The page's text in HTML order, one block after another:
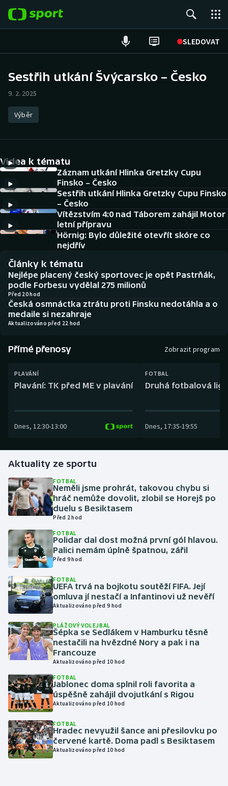
SLEDOVAT
Hokej
Tenis
Atletika
Cyklistika
DALŠÍ SPORTY
Americký fotbal
Baseball a softbal
Basketbal
Biatlon
Boby a skeleton
Dostihy
Futsal
Gymnastika
Házená
Jezdectví
Judo
Krasobruslení
Lezení
Lyže a snowboard
Moderní pětiboj
Motorsport
Olympijské hry
Parasport
Plavání
NEPŘEHLÉDNĚTE
Soutěže
Historické návraty
Aplikace ČT sport
AZ kvíz
Sestřih utkání Švýcarsko – Česko
9. 2. 2025
Výběr
Videa k tématu
Záznam utkání Hlinka Gretzky Cupu
Finsko – Česko
Sestřih utkání Hlinka Gretzky Cupu Finsko
– Česko
Vítězstvím 4:0 nad Táborem zahájil Motor
letní přípravu
Hörnig: Bylo důležité otevřít skóre co
nejdřív
Články k tématu
Nejlépe placený český sportovec je opět Pastrňák,
podle Forbesu vydělal 275 milionů
Před 20 hod
Česká osmnáctka ztrátu proti Finsku nedotáhla a o
medaile si nezahraje
Aktualizováno před 22 hod
Přímé přenosy Zobrazit program
PLAVÁNÍ
Plavání: TK před ME v plavání
Dnes, 12:30-13:00
FOTBAL
Druhá fotbalová
Dnes, 17:35-19:55
Aktuality ze sportu
FOTBAL
Neměli jsme prohrát, takovou chybu si
hráč nemůže dovolit, zlobil se Horejš po
duelu s Besiktasem
Před 2 hod
FOTBAL
Polidar dal dost možná první gól hlavou.
Palici nemám úplně špatnou, zářil
Před 9 hod
FOTBAL
UEFA trvá na bojkotu soutěží FIFA. Její
omluva jí nestačí a Infantinovi už nevěří
Aktualizováno před 9 hod
PLÁŽOVÝ VOLEJBAL
Šépka se Sedlákem v Hamburku těsně
nestačili na hvězdné Nory a pak i na
Francouze
Aktualizováno před 10 hod
FOTBAL
Jablonec doma splnil roli favorita a
úspěšně zahájil dvojutkání s Rigou
Aktualizováno před 10 hod
FOTBAL
Hradec nevyužil šance ani přesilovku po
červené kartě. Doma padl s Besiktasem
Aktualizováno před 10 hod